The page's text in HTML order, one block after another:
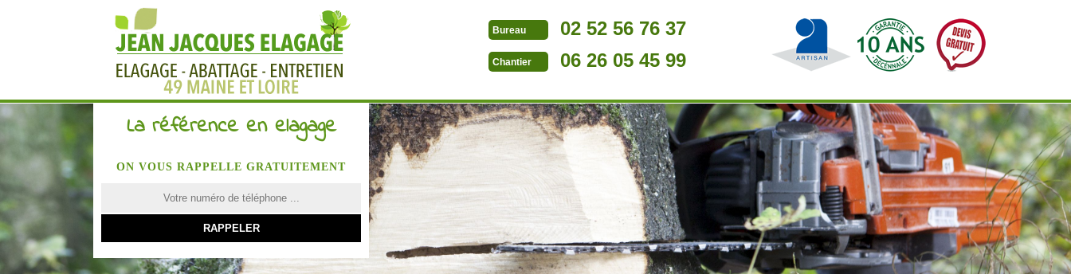
Bureau 02 52 56 76 37
Chantier 06 26 05 45 99
La référence en elagage
ON VOUS RAPPELLE GRATUITEMENT